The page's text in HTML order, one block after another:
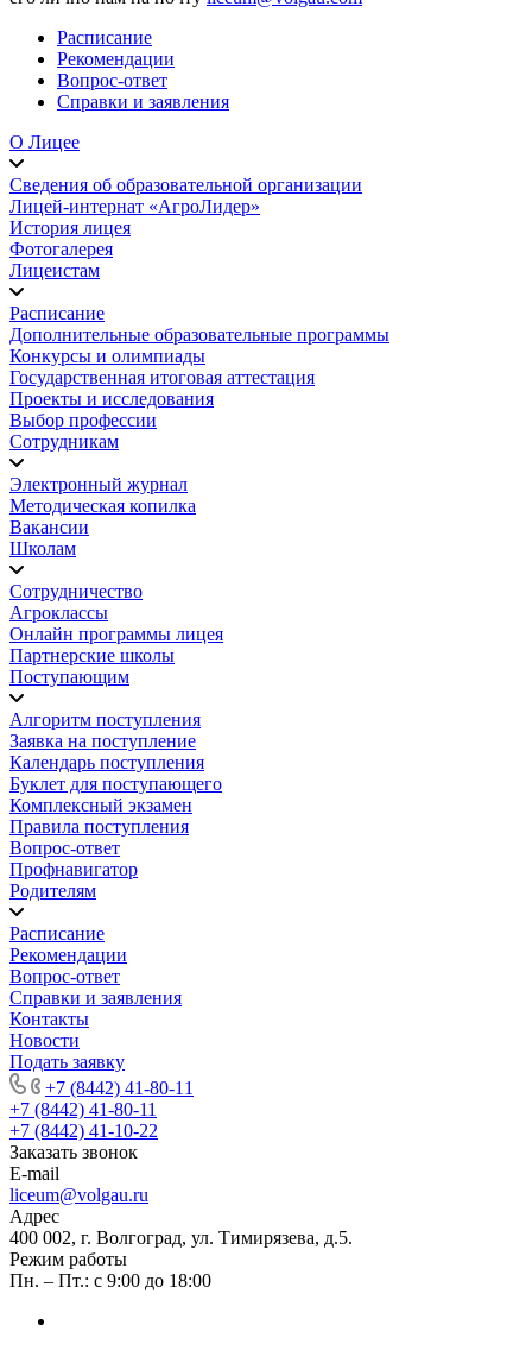
Расписание
Рекомендации
Вопрос-ответ
Справки и заявления
О Лицее
Сведения об образовательной организации
Лицей-интернат «АгроЛидер»
История лицея
Фотогалерея
Лицеистам
Расписание
Дополнительные образовательные программы
Конкурсы и олимпиады
Государственная итоговая аттестация
Проекты и исследования
Выбор профессии
Сотрудникам
Электронный журнал
Методическая копилка
Вакансии
Школам
Сотрудничество
Агроклассы
Онлайн программы лицея
Партнерские школы
Поступающим
Алгоритм поступления
Заявка на поступление
Календарь поступления
Буклет для поступающего
Комплексный экзамен
Правила поступления
Вопрос-ответ
Профнавигатор
Родителям
Расписание
Рекомендации
Вопрос-ответ
Справки и заявления
Контакты
Новости
Подать заявку
+7 (8442) 41-80-11
+7 (8442) 41-80-11
+7 (8442) 41-10-22
Заказать звонок
E-mail
liceum@volgau.ru
Адрес
400 002, г. Волгоград, ул. Тимирязева, д.5.
Режим работы
Пн. – Пт.: с 9:00 до 18:00